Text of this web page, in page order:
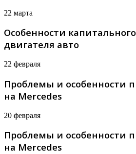
22 марта
Особенности
двигателя авто
22 февраля
Проблемы и особенности
на Mercedes
20 февраля
Проблемы и особенности
на Mercedes